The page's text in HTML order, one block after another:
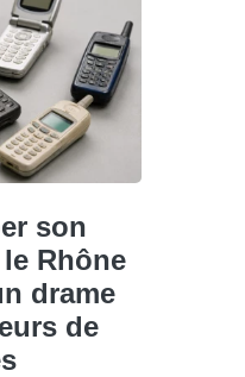
son
Rhône
drame
de